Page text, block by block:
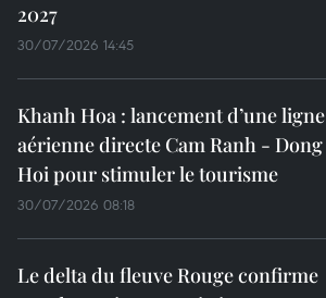
2027
30/07/2026 14:45
Khanh Hoa : lancement d’une ligne
aérienne directe Cam Ranh - Dong
Hoi pour stimuler le tourisme
30/07/2026 08:18
Le delta du fleuve Rouge confirme